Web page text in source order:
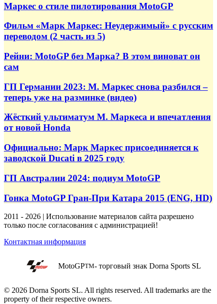
Маркес о стиле пилотирования MotoGP
Фильм «Марк Маркес: Неудержимый» с русским
переводом (2 часть из 5)
Рейни: MotoGP без Марка? В этом виноват он
сам
ГП Германии 2023: М. Маркес снова разбился –
теперь уже на разминке (видео)
Жёсткий ультиматум М. Маркеса и впечатления
от новой Honda
Официально: Марк Маркес присоединяется к
заводской Ducati в 2025 году
ГП Австралии 2024: подиум MotoGP
Гонка MotoGP Гран-При Катара 2015 (ENG, HD)
2011 - 2026 | Использование материалов сайта разрешено
только после согласования с администрацией!
Контактная информация
MotoGPTM- торговый знак Dorna Sports SL
© 2026 Dorna Sports SL. All rights reserved. All trademarks are the
property of their respective owners.